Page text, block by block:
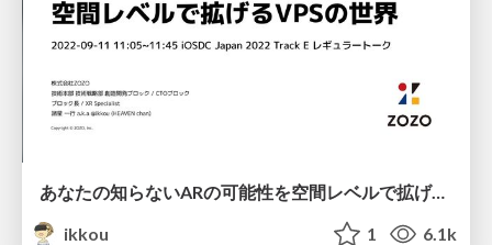
あなたの知らないARの可能性を空間レベルで拡げるVPSの世界 / The World of VPS
ikkou
1 6.1k